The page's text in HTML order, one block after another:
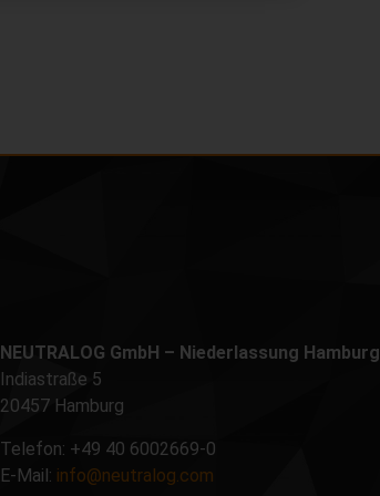
NEUTRALOG GmbH – Niederlassung Hamburg
Indiastraße 5
20457 Hamburg
Telefon: +49 40 6002669-0
E-Mail: info@neutralog.com